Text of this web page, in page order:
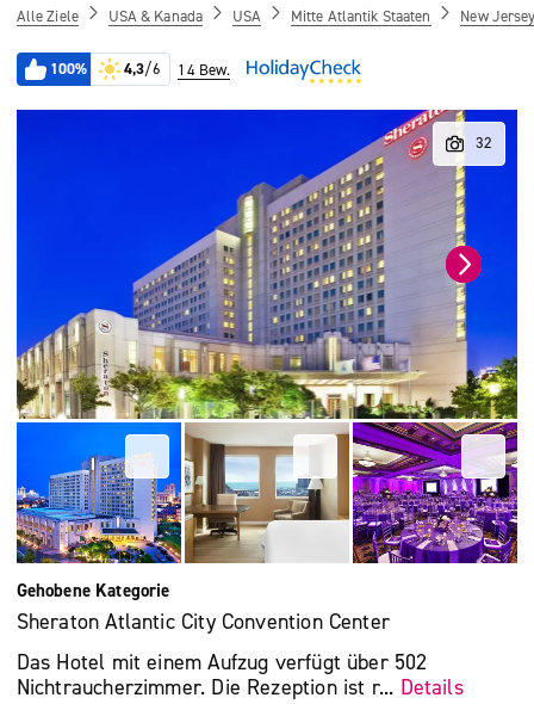
Alle Ziele USA & Kanada USA Mitte Atlantik Staaten New
100% 4,3/6 14 Bew.
Gehobene Kategorie
Sheraton Atlantic City Convention Center
Das Hotel mit einem Aufzug verfügt über 502
Nichtraucherzimmer. Die Rezeption ist r... Details